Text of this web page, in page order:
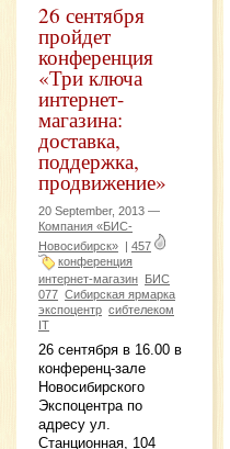
26 сентября
пройдет
конференция
«Три ключа
интернет-
магазина:
доставка,
поддержка,
продвижение»
20 September, 2013 —
Компания «БИС-
Новосибирск»
457
конференция
интернет-магазин
БИС
077 Сибирская ярмарка
экспоцентр сибтелеком
IT
26 сентября в 16.00 в
конференц-зале
Новосибирского
Экспоцентра по
адресу ул.
Станционная, 104